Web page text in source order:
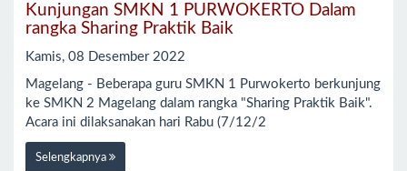
Kunjungan SMKN 1 PURWOKERTO Dalam
rangka Sharing Praktik Baik
Kamis, 08 Desember 2022
Magelang - Beberapa guru SMKN 1 Purwokerto berkunjung
ke SMKN 2 Magelang dalam rangka "Sharing Praktik Baik".
Acara ini dilaksanakan hari Rabu (7/12/2
Selengkapnya